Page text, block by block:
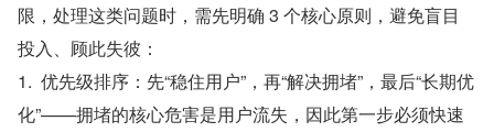
限，处理这类问题时，需先明确 3 个核心原则，避免盲目
投入、顾此失彼：
1.  优先级排序：先“稳住用户”，再“解决拥堵”，最后“长期优
化”——拥堵的核心危害是用户流失，因此第一步必须快速